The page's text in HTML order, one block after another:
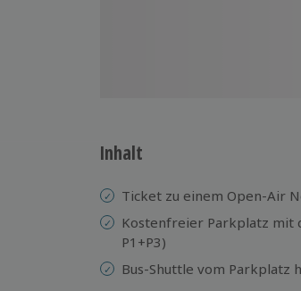
Inhalt
Ticket zu einem Open-Air
Kostenfreier Parkplatz mit
P1+P3)
Bus-Shuttle vom Parkplatz